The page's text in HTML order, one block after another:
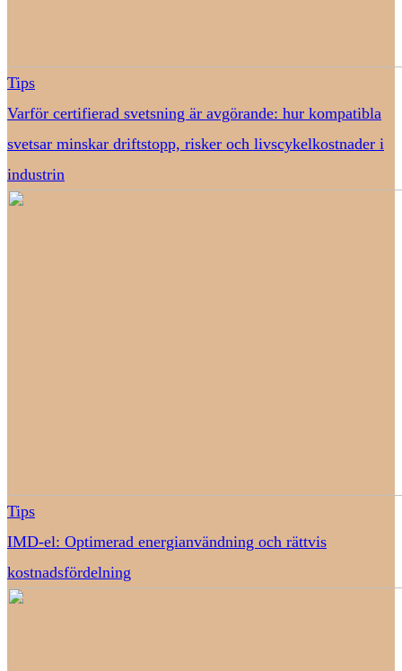
Tips
Varför certifierad svetsning är avgörande: hur kompatibla
svetsar minskar driftstopp, risker och livscykelkostnader i
industrin
Tips
IMD-el: Optimerad energianvändning och rättvis
kostnadsfördelning